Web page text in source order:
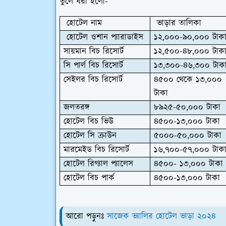
হোটেল নাম
ভাড়ার তালিকা
হোটেল ওশান প্যারাডাইস
১২,০০০-৯০,০০০ টাকা
সায়মান বিচ রিসোর্ট
১২,৫০০-৪৮,০০০ টাকা
সি পার্ল বিচ রিসোর্ট
১৩,৩০০-৪৬,৩০০
সেইলর বিচ রিসোর্ট
৪৫০০ থেকে ১৩,০০০
টাকা
জলতরঙ্গ
৮৯২৫-৫০,০০০ টাকা
হোটেল বিচ ভিউ
৪৫০০-১৩,০০০ টাকা
হোটেল সি ক্রাউন
৫০০০-৫০,০০০ টাকা
মারমেইড বিচ রিসোর্ট
১৬,৭০০-৫৭,০০০ টাকা
হোটেল রিগ্যাল প্যালেস
৪৫০০- ১৩,০০০ টাকা
হোটেল বিচ পার্ক
৪৫০০-১৩,০০০ টাকা
আরো পড়ুনঃসাজেক ভ্যালির হোটেল ভাড়া ২০২৪